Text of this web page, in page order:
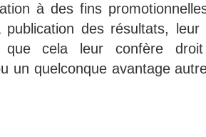
à des fins
des résultats, leur
que cela leur confère
un quelconque avantage